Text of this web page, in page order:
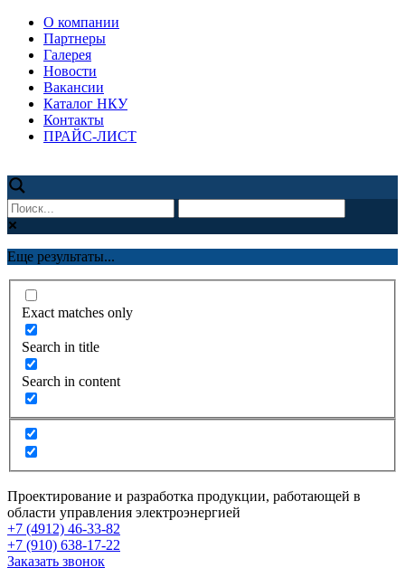
О компании
Партнеры
Галерея
Новости
Вакансии
Каталог НКУ
Контакты
ПРАЙС-ЛИСТ
Еще результаты...
Exact matches only
Search in title
Search in content
Проектирование и разработка продукции, работающей в
области управления электроэнергией
+7 (4912) 46-33-82
+7 (910) 638-17-22
Заказать звонок